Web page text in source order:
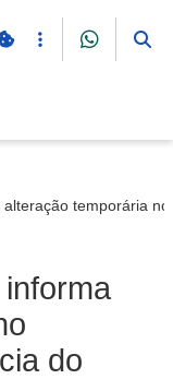
temporária
do